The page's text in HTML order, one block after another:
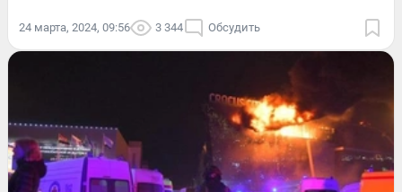
24 марта, 2024, 09:56 3 344 Обсудить